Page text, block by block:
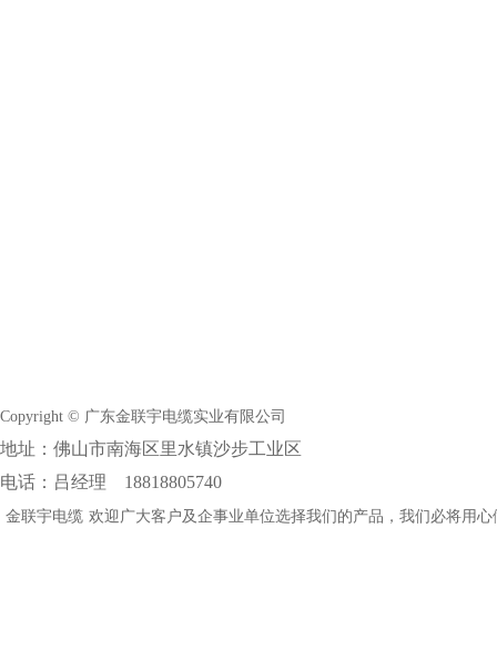
Copyright © 广东金联宇电缆实业有限公司
地址：佛山市南海区里水镇沙步工业区
电话：吕经理 18818805740
金联宇电缆 欢迎广大客户及企事业单位选择我们的产品，我们必将用心